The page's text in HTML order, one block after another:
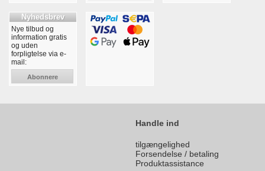
Nyhedsbrev
Nye tilbud og
information gratis
og uden
forpligtelse via e-
mail:
Abonnere
Handle ind
tilgængelighed
Forsendelse / betaling
Produktassistance